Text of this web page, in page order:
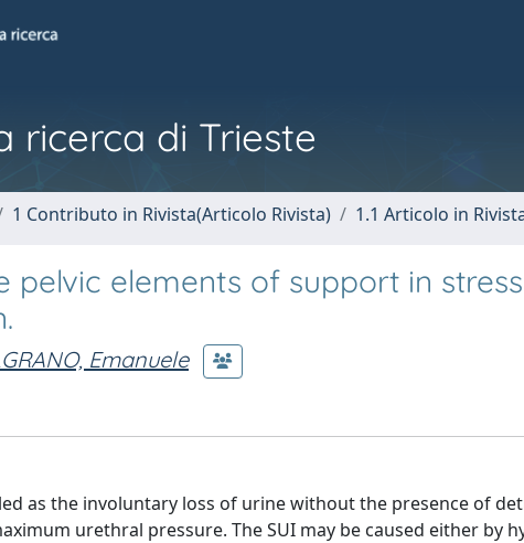
ricerca di Trieste
1 Contributo in Rivista(Articolo Rivista) 1.1 Articolo in
pelvic elements of support in
Emanuele
as the involuntary loss of urine without the presence of
urethral pressure. The SUI may be caused either by